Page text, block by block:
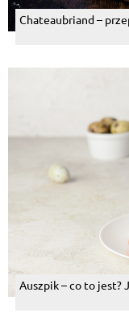
Chateaubriand –
Auszpik – co to jest?